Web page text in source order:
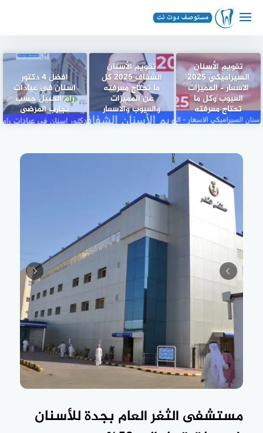
تقويم الأسنان
السيراميكي 2025
الاسعار – المميزات
العيوب وكل ما
تحتاج معرفته
تقويم الأسنان
الشفاف 2025 كل
ما تحتاج معرفته
عن المميزات
والعيوب والاسعار
افضل 4 دكتور
اسنان في عيادات
رام الجبيل حسب
تجارب المرضى
مستشفى الثغر العام بجدة للأسنان